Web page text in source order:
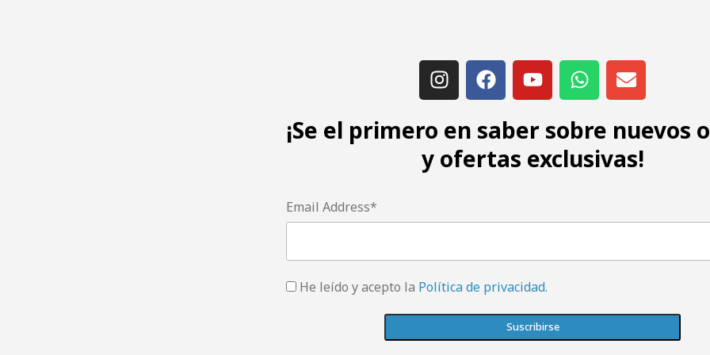
¡Se el primero en saber sobre nuevos
y ofertas exclusivas!
Email Address*
He leído y acepto la Política de privacidad.